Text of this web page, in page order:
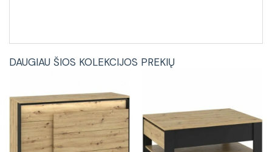
DAUGIAU ŠIOS KOLEKCIJOS PREKIŲ